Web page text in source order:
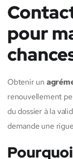
pour
Obtenir un
renouvellement
du dossier à la
demande une